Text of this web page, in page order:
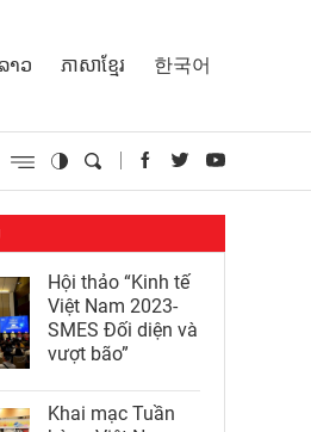
າວ ភាសាខ្មែរ 한국어
Hội thảo “Kinh tế
Việt Nam 2023-
SMES Đối diện và
vượt bão”
Khai mạc Tuần